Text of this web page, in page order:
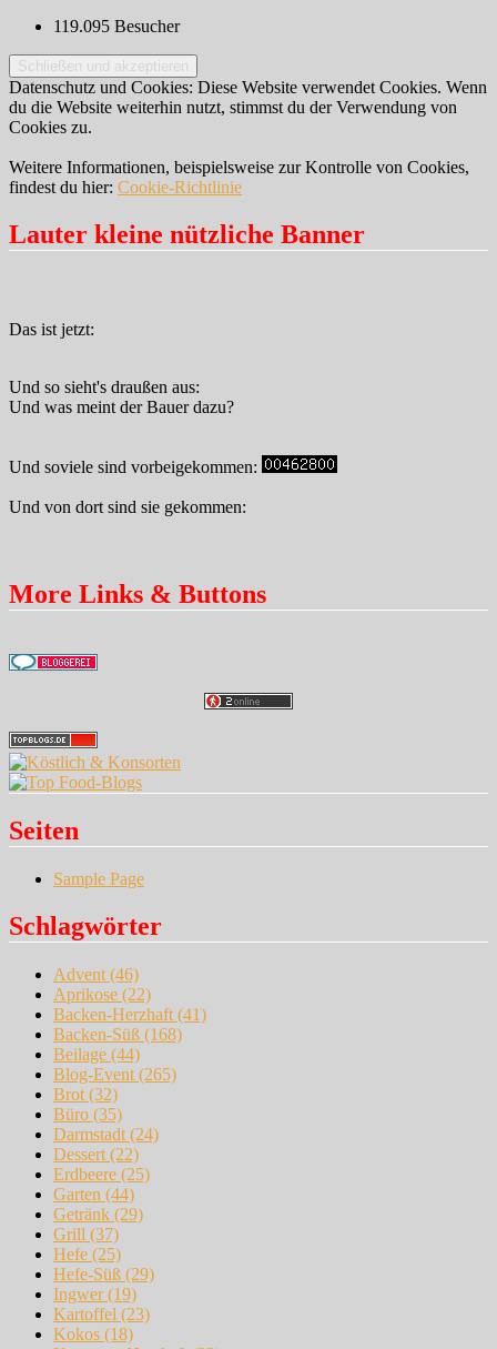
119.095 Besucher
Datenschutz und Cookies: Diese Website verwendet Cookies. Wenn
du die Website weiterhin nutzt, stimmst du der Verwendung von
Cookies zu.
Weitere Informationen, beispielsweise zur Kontrolle von Cookies,
findest du hier: Cookie-Richtlinie
Lauter kleine nützliche Banner
Das ist jetzt:
Und so sieht's draußen aus:
Und was meint der Bauer dazu?
Und soviele sind vorbeigekommen:
Und von dort sind sie gekommen:
More Links & Buttons
Seiten
Sample Page
Schlagwörter
Advent (46)
Aprikose (22)
Backen-Herzhaft (41)
Backen-Süß (168)
Beilage (44)
Blog-Event (265)
Brot (32)
Büro (35)
Darmstadt (24)
Dessert (22)
Erdbeere (25)
Garten (44)
Getränk (29)
Grill (37)
Hefe (25)
Hefe-Süß (29)
Ingwer(19)
Kartoffel (23)
Kokos (18)